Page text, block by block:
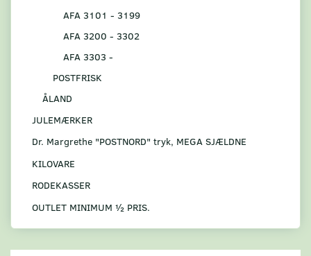
AFA 3101 - 3199
AFA 3200 - 3302
AFA 3303 -
POSTFRISK
ÅLAND
JULEMÆRKER
Dr. Margrethe "POSTNORD" tryk, MEGA SJÆLDNE
KILOVARE
RODEKASSER
OUTLET MINIMUM ½ PRIS.